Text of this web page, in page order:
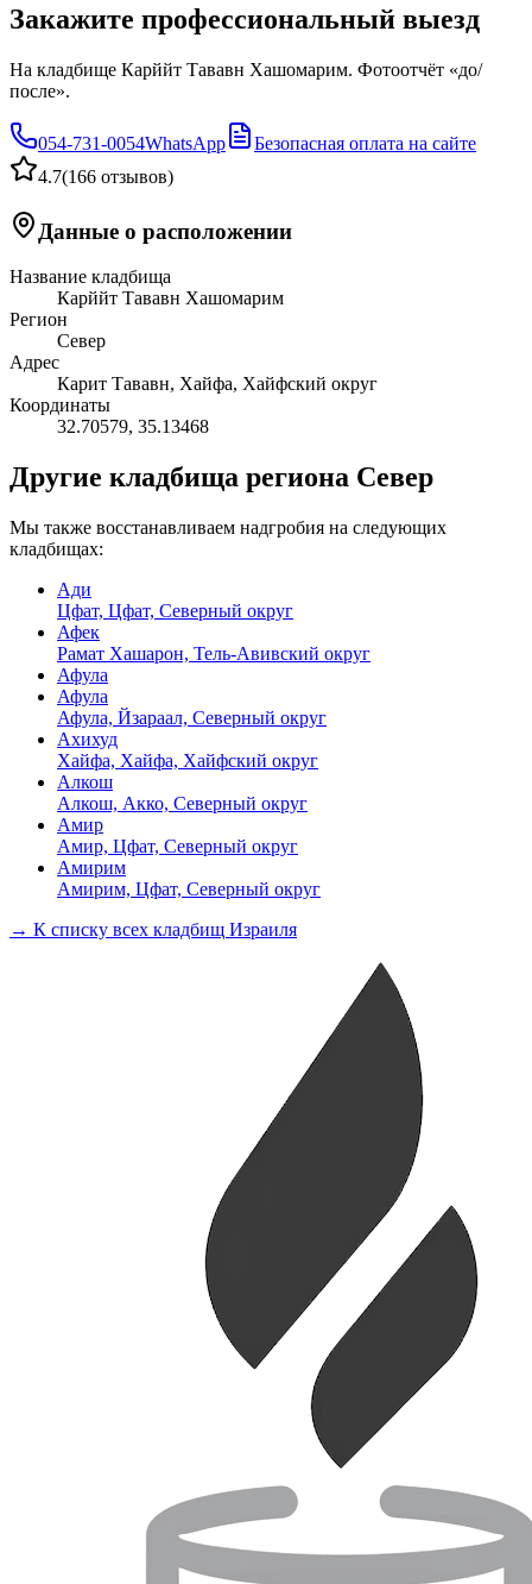
Закажите профессиональный выезд
На кладбище Карййт Тававн Хашомарим. Фотоотчёт «до/
после».
054-731-0054WhatsApp
Безопасная оплата на сайте
4.7(166 отзывов)
Данные о расположении
Название кладбища
Карййт Тававн Хашомарим
Регион
Север
Адрес
Карит Тававн, Хайфа, Хайфский округ
Координаты
32.70579, 35.13468
Другие кладбища региона Север
Мы также восстанавливаем надгробия на следующих
кладбищах:
Ади
Цфат, Цфат, Северный округ
Афек
Рамат Хашарон, Тель-Авивский округ
Афула
Афула
Афула, Йзараал, Северный округ
Ахихуд
Хайфа, Хайфа, Хайфский округ
Алкош
Алкош, Акко, Северный округ
Амир
Амир, Цфат, Северный округ
Амирим
Амирим, Цфат, Северный округ
→ К списку всех кладбищ Израиля